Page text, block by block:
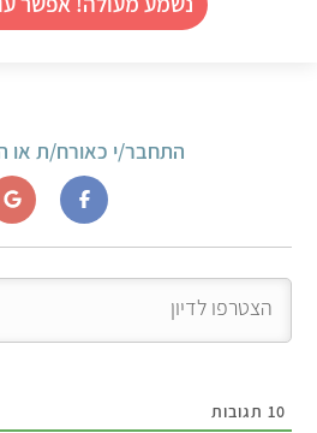
התחבר/י כאורח/ת או
10 תגובות